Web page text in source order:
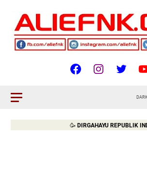
DIRGAHAYU REPUBLIK